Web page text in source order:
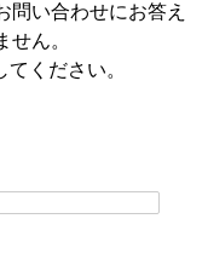
問い合わせにお答え
ん。
ください。